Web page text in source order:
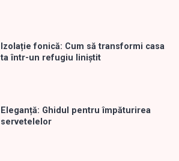
Izolație fonică: Cum să transformi casa
ta într-un refugiu liniștit
Eleganță: Ghidul pentru împăturirea
servetelelor